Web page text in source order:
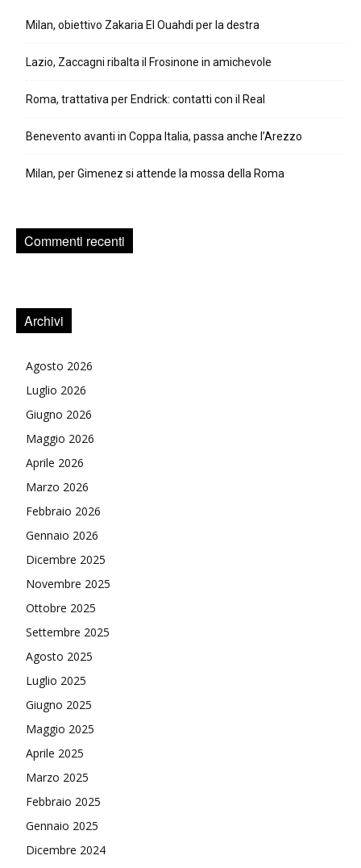
Milan, obiettivo Zakaria El Ouahdi per la destra
Lazio, Zaccagni ribalta il Frosinone in amichevole
Roma, trattativa per Endrick: contatti con il Real
Benevento avanti in Coppa Italia, passa anche l’Arezzo
Milan, per Gimenez si attende la mossa della Roma
Commenti recenti
Archivi
Agosto 2026
Luglio 2026
Giugno 2026
Maggio 2026
Aprile 2026
Marzo 2026
Febbraio 2026
Gennaio 2026
Dicembre 2025
Novembre 2025
Ottobre 2025
Settembre 2025
Agosto 2025
Luglio 2025
Giugno 2025
Maggio 2025
Aprile 2025
Marzo 2025
Febbraio 2025
Gennaio 2025
Dicembre 2024